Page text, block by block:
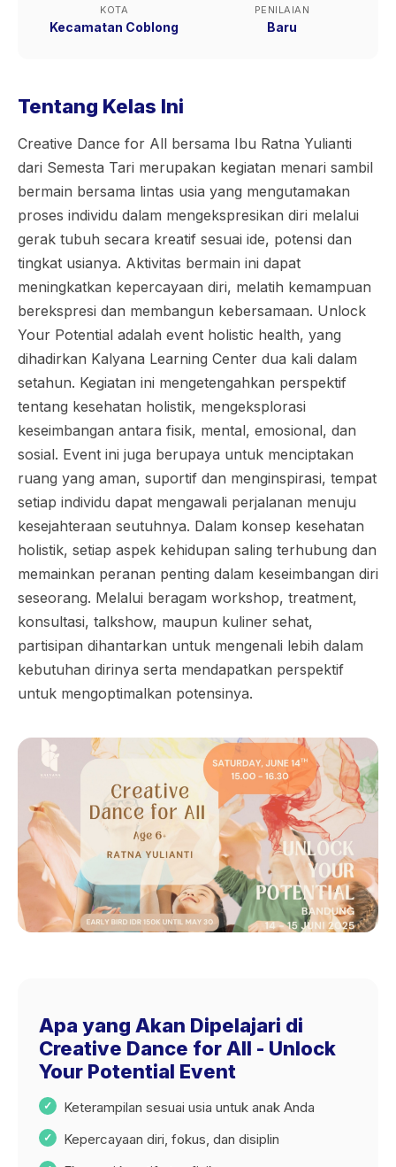
KOTA
Kecamatan Coblong
PENILAIAN
Baru
Tentang Kelas Ini
Creative Dance for All bersama Ibu Ratna Yulianti
dari Semesta Tari merupakan kegiatan menari sambil
bermain bersama lintas usia yang mengutamakan
proses individu dalam mengekspresikan diri melalui
gerak tubuh secara kreatif sesuai ide, potensi dan
tingkat usianya. Aktivitas bermain ini dapat
meningkatkan kepercayaan diri, melatih kemampuan
berekspresi dan membangun kebersamaan. Unlock
Your Potential adalah event holistic health, yang
dihadirkan Kalyana Learning Center dua kali dalam
setahun. Kegiatan ini mengetengahkan perspektif
tentang kesehatan holistik, mengeksplorasi
keseimbangan antara fisik, mental, emosional, dan
sosial. Event ini juga berupaya untuk menciptakan
ruang yang aman, suportif dan menginspirasi, tempat
setiap individu dapat mengawali perjalanan menuju
kesejahteraan seutuhnya. Dalam konsep kesehatan
holistik, setiap aspek kehidupan saling terhubung dan
memainkan peranan penting dalam keseimbangan diri
seseorang. Melalui beragam workshop, treatment,
konsultasi, talkshow, maupun kuliner sehat,
partisipan dihantarkan untuk mengenali lebih dalam
kebutuhan dirinya serta mendapatkan perspektif
untuk mengoptimalkan potensinya.
Apa yang Akan Dipelajari di
Creative Dance for All - Unlock
Your Potential Event
Keterampilan sesuai usia untuk anak Anda
Kepercayaan diri, fokus, dan disiplin